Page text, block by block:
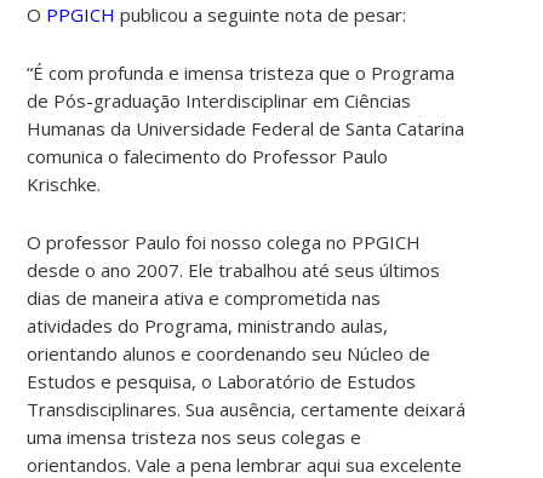
O PPGICH publicou a seguinte nota de pesar:
“É com profunda e imensa tristeza que o Programa
de Pós-graduação Interdisciplinar em Ciências
Humanas da Universidade Federal de Santa Catarina
comunica o falecimento do Professor Paulo
Krischke.
O professor Paulo foi nosso colega no PPGICH
desde o ano 2007. Ele trabalhou até seus últimos
dias de maneira ativa e comprometida nas
atividades do Programa, ministrando aulas,
orientando alunos e coordenando seu Núcleo de
Estudos e pesquisa, o Laboratório de Estudos
Transdisciplinares. Sua ausência, certamente deixará
uma imensa tristeza nos seus colegas e
orientandos. Vale a pena lembrar aqui sua excelente